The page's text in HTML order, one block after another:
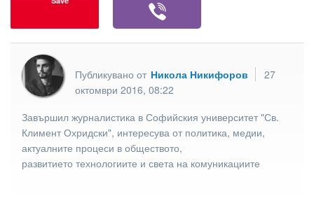
Публикувано от Никола Никифоров
27
октомври 2016, 08:22
Завършил журналистика в Софийския университет "Св.
Климент Охридски", интересува от политика, медии,
актуалните процеси в обществото,
развитието технологиите и света на комуникациите